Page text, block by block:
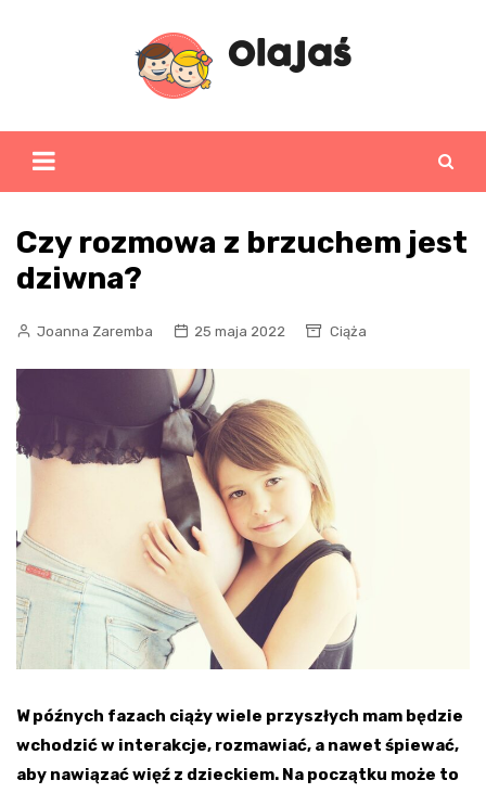
Czy rozmowa z brzuchem jest
dziwna?
Joanna Zaremba 25 maja 2022 Ciąża
W późnych fazach ciąży wiele przyszłych mam będzie
wchodzić w interakcje, rozmawiać, a nawet śpiewać,
aby nawiązać więź z dzieckiem. Na początku może to